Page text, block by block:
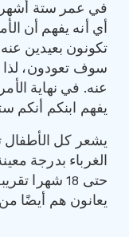
في عمر ستة أشهر
أي أنه يفهم أن
تكونون بعيدين
سوف تعودون، لذا
عنه. في نهاية
يفهم ابنكم أنكم
يشعر كل الأطفال
حتى 18 شهرا
يعانون هم أيضًا